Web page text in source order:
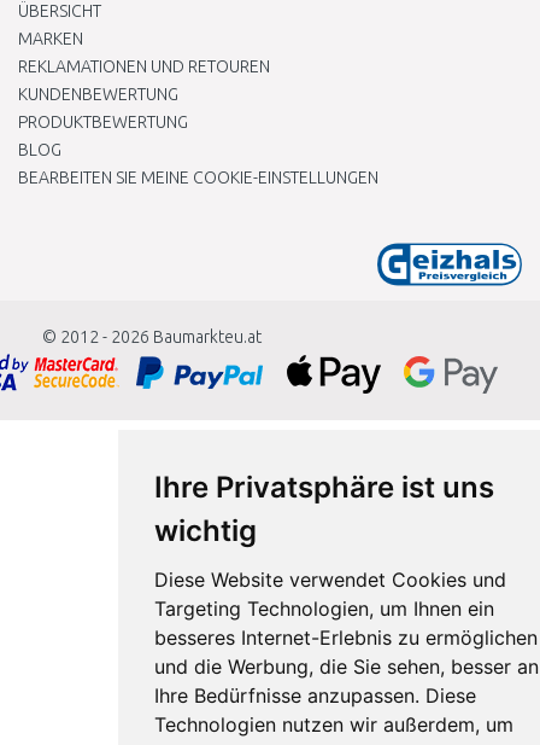
Ihre Privatsphäre ist uns
wichtig
Diese Website verwendet Cookies und
Targeting Technologien, um Ihnen ein
besseres Internet-Erlebnis zu ermöglichen
und die Werbung, die Sie sehen, besser an
Ihre Bedürfnisse anzupassen. Diese
Technologien nutzen wir außerdem, um
ÜBERSICHT
MARKEN
REKLAMATIONEN UND RETOUREN
KUNDENBEWERTUNG
PRODUKTBEWERTUNG
BLOG
BEARBEITEN SIE MEINE COOKIE-EINSTELLUNGEN
© 2012 - 2026 Baumarkteu.at